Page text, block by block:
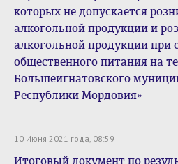
которых не допускается
алкогольной продукции и
алкогольной продукции при
общественного питания на
Большеигнатовского
Республики Мордовия»
10 Июня 2021 года, 08:59
Итоговый документ по